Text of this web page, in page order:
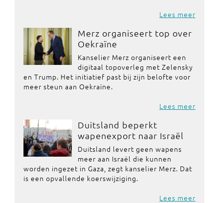
Lees meer
Merz organiseert top over
Oekraïne
Kanselier Merz organiseert een
digitaal topoverleg met Zelensky
en Trump. Het initiatief past bij zijn belofte voor
meer steun aan Oekraïne.
Lees meer
Duitsland beperkt
wapenexport naar Israël
Duitsland levert geen wapens
meer aan Israël die kunnen
worden ingezet in Gaza, zegt kanselier Merz. Dat
is een opvallende koerswijziging.
Lees meer